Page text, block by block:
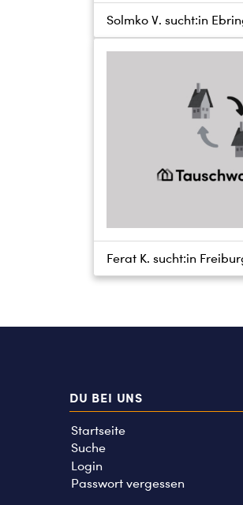
Solmko V. sucht:in
Ferat K. sucht:in
DU BEI UNS
Startseite
Suche
Login
Passwort vergessen